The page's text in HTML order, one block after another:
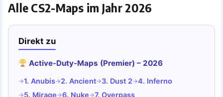
Alle CS2-Maps im Jahr 2026
Direkt zu
Active-Duty-Maps (Premier) – 2026
1. Anubis 2. Ancient 3. Dust 2
4. Inferno
5. Mirage
6. Nuke 7. Overpass